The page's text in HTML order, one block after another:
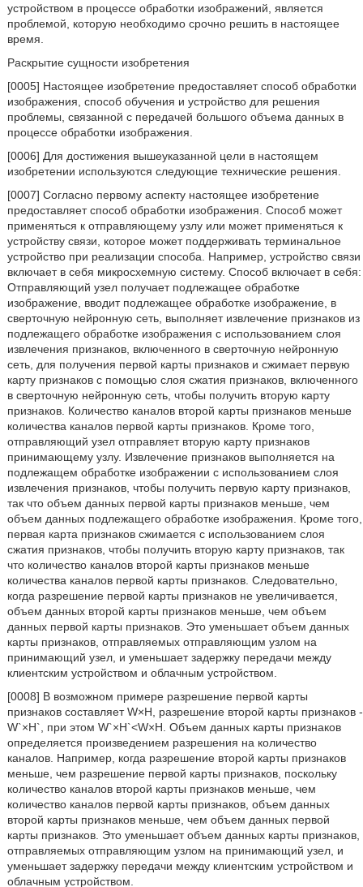
устройством в процессе обработки изображений, является
проблемой, которую необходимо срочно решить в настоящее
время.
Раскрытие сущности изобретения
[0005] Настоящее изобретение предоставляет способ обработки
изображения, способ обучения и устройство для решения
проблемы, связанной с передачей большого объема данных в
процессе обработки изображения.
[0006] Для достижения вышеуказанной цели в настоящем
изобретении используются следующие технические решения.
[0007] Согласно первому аспекту настоящее изобретение
предоставляет способ обработки изображения. Способ может
применяться к отправляющему узлу или может применяться к
устройству связи, которое может поддерживать терминальное
устройство при реализации способа. Например, устройство связи
включает в себя микросхемную систему. Способ включает в себя:
Отправляющий узел получает подлежащее обработке
изображение, вводит подлежащее обработке изображение, в
сверточную нейронную сеть, выполняет извлечение признаков из
подлежащего обработке изображения с использованием слоя
извлечения признаков, включенного в сверточную нейронную
сеть, для получения первой карты признаков и сжимает первую
карту признаков с помощью слоя сжатия признаков, включенного
в сверточную нейронную сеть, чтобы получить вторую карту
признаков. Количество каналов второй карты признаков меньше
количества каналов первой карты признаков. Кроме того,
отправляющий узел отправляет вторую карту признаков
принимающему узлу. Извлечение признаков выполняется на
подлежащем обработке изображении с использованием слоя
извлечения признаков, чтобы получить первую карту признаков,
так что объем данных первой карты признаков меньше, чем
объем данных подлежащего обработке изображения. Кроме того,
первая карта признаков сжимается с использованием слоя
сжатия признаков, чтобы получить вторую карту признаков, так
что количество каналов второй карты признаков меньше
количества каналов первой карты признаков. Следовательно,
когда разрешение первой карты признаков не увеличивается,
объем данных второй карты признаков меньше, чем объем
данных первой карты признаков. Это уменьшает объем данных
карты признаков, отправляемых отправляющим узлом на
принимающий узел, и уменьшает задержку передачи между
клиентским устройством и облачным устройством.
[0008] В возможном примере разрешение первой карты
признаков составляет W×H, разрешение второй карты признаков -
W`×H`, при этом W`×H`<W×H. Объем данных карты признаков
определяется произведением разрешения на количество
каналов. Например, когда разрешение второй карты признаков
меньше, чем разрешение первой карты признаков, поскольку
количество каналов второй карты признаков меньше, чем
количество каналов первой карты признаков, объем данных
второй карты признаков меньше, чем объем данных первой
карты признаков. Это уменьшает объем данных карты признаков,
отправляемых отправляющим узлом на принимающий узел, и
уменьшает задержку передачи между клиентским устройством и
облачным устройством.